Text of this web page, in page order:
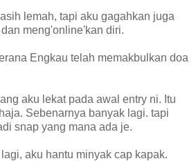
lemah, tapi aku gagahkan juga
meng'online'kan diri.
Engkau telah memakbulkan doa
aku lekat pada awal entry ni. Itu
Sebenarnya banyak lagi. tapi
snap yang mana ada je.
aku hantu minyak cap kapak.